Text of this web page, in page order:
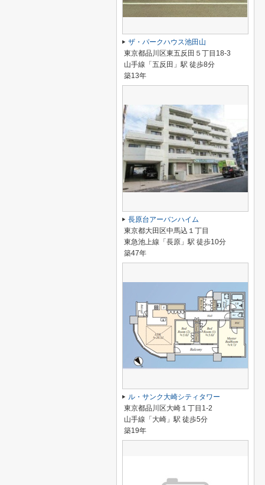
ザ・パークハウス池田山
東京都品川区東五反田５丁目18-3
山手線「五反田」駅 徒歩8分
築13年
長原台アーバンハイム
東京都大田区中馬込１丁目
東急池上線「長原」駅 徒歩10分
築47年
ル・サンク大崎シティタワー
東京都品川区大崎１丁目1-2
山手線「大崎」駅 徒歩5分
築19年